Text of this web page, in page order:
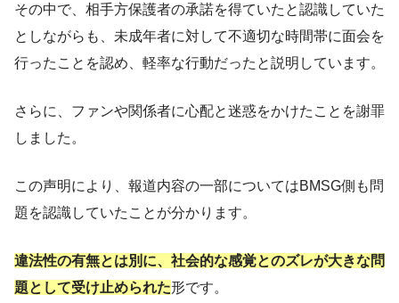
その中で、相手方保護者の承諾を得ていたと認識していた
としながらも、未成年者に対して不適切な時間帯に面会を
行ったことを認め、軽率な行動だったと説明しています。
さらに、ファンや関係者に心配と迷惑をかけたことを謝罪
しました。
この声明により、報道内容の一部についてはBMSG側も問
題を認識していたことが分かります。
違法性の有無とは別に、社会的な感覚とのズレが大きな問
題として受け止められた形です。